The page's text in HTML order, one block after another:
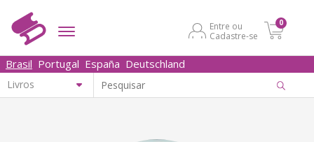
Entre ou
Cadastre-se
0
Brasil Portugal España Deutschland